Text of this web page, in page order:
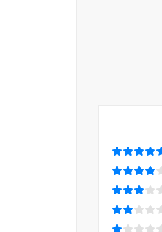
영문법의 학습은
마 도움이 되기를
---「머리말」중에서